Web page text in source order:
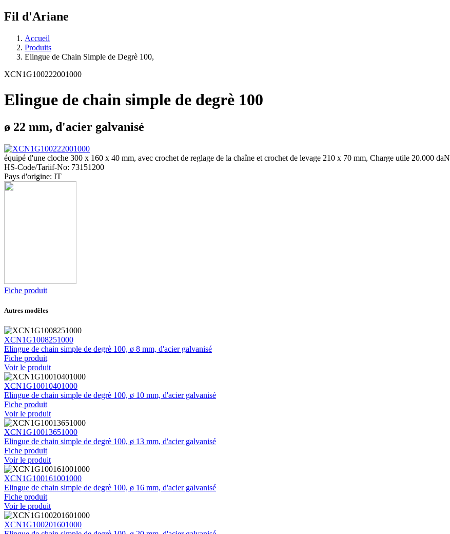
Fil d'Ariane
Accueil
Produits
Elingue de Chain Simple de Degrè 100,
XCN1G100222001000
Elingue de chain simple de degrè 100
ø 22 mm, d'acier galvanisé
équipé d'une cloche 300 x 160 x 40 mm, avec crochet de reglage de la chaîne et crochet de levage 210 x 70 mm, Charge utile 20.000 daN
HS-Code/Tariif-No: 73151200
Pays d'origine: IT
Fiche produit
Autres modèles
XCN1G1008251000
Elingue de chain simple de degrè 100, ø 8 mm, d'acier galvanisé
Fiche produit
Voir le produit
XCN1G10010401000
Elingue de chain simple de degrè 100, ø 10 mm, d'acier galvanisé
Fiche produit
Voir le produit
XCN1G10013651000
Elingue de chain simple de degrè 100, ø 13 mm, d'acier galvanisé
Fiche produit
Voir le produit
XCN1G100161001000
Elingue de chain simple de degrè 100, ø 16 mm, d'acier galvanisé
Fiche produit
Voir le produit
XCN1G100201601000